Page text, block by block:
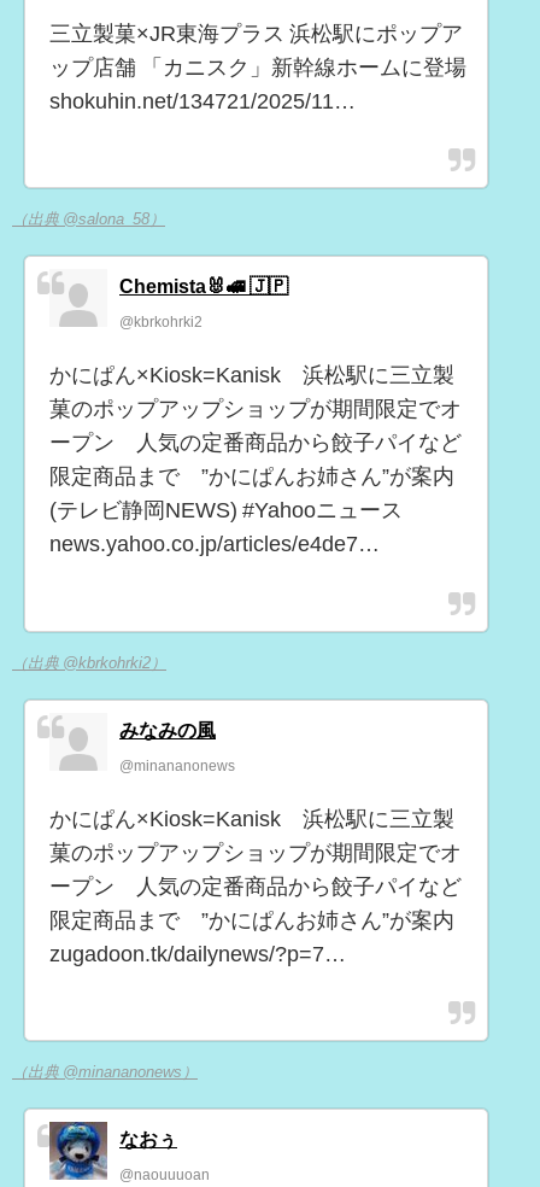
三立製菓×JR東海プラス 浜松駅にポップア
ップ店舗 「カニスク」新幹線ホームに登場
shokuhin.net/134721/2025/11…
（出典 @salona_58）
Chemista🐰🚅 🇯🇵
@kbrkohrki2
かにぱん×Kiosk=Kanisk 浜松駅に三立製
菓のポップアップショップが期間限定でオ
ープン 人気の定番商品から餃子パイなど
限定商品まで ”かにぱんお姉さん”が案内
(テレビ静岡NEWS) #Yahooニュース
news.yahoo.co.jp/articles/e4de7…
（出典 @kbrkohrki2）
みなみの風
@minananonews
かにぱん×Kiosk=Kanisk 浜松駅に三立製
菓のポップアップショップが期間限定でオ
ープン 人気の定番商品から餃子パイなど
限定商品まで ”かにぱんお姉さん”が案内
zugadoon.tk/dailynews/?p=7…
（出典 @minananonews）
なおぅ
@naouuuoan